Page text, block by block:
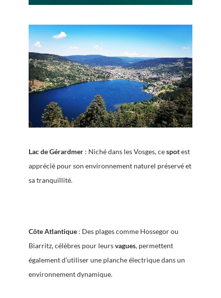
Lac de Gérardmer : Niché dans les Vosges, cespotest
apprécié pour son environnement naturel préservé et
sa tranquillité.
Côte Atlantique : Des plages comme Hossegor ou
Biarritz, célèbres pour leursvagues, permettent
également d’utiliser une planche électrique dans un
environnement dynamique.